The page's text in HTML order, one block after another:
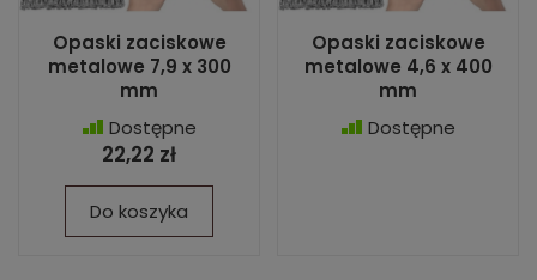
Opaski zaciskowe
metalowe 7,9 x 300
mm
Dostępne
22,22 zł
Do koszyka
Opaski zaciskowe
metalowe 4,6 x 400
mm
Dostępne